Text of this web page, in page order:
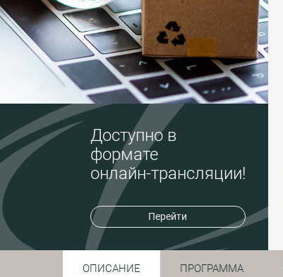
Доступно в
формате
онлайн-трансляции!
Перейти
ОПИСАНИЕ ПРОГРАММА